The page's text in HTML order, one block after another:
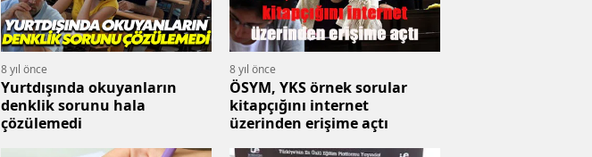
8 yıl önce
Yurtdışında okuyanların
denklik sorunu hala
çözülemedi
8 yıl önce
ÖSYM, YKS örnek sorular
kitapçığını internet
üzerinden erişime açtı